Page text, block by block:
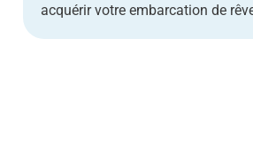
acquérir votre embarcation de